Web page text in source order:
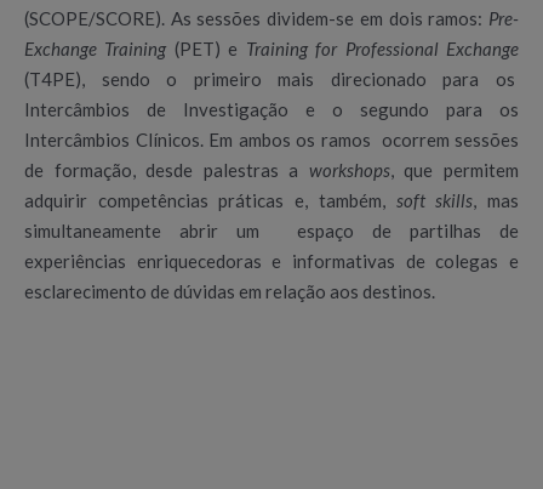
(SCOPE/SCORE). As sessões dividem-se em dois ramos: Pre-
Exchange Training (PET) e Training for Professional Exchange
(T4PE), sendo o primeiro mais direcionado para os
Intercâmbios de Investigação e o segundo para os
Intercâmbios Clínicos. Em ambos os ramos ocorrem sessões
de formação, desde palestras a workshops, que permitem
adquirir competências práticas e, também, soft skills , mas
simultaneamente abrir um espaço de partilhas de
experiências enriquecedoras e informativas de colegas e
esclarecimento de dúvidas em relação aos destinos.